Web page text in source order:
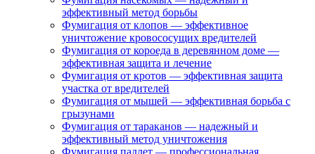
эффективный метод борьбы
Фумигация от клопов — эффективное
уничтожение кровососущих вредителей
Фумигация от короеда в деревянном доме —
эффективная защита и лечение
Фумигация от кротов — эффективная защита
участка от вредителей
Фумигация от мышей — эффективная борьба с
грызунами
Фумигация от тараканов — надежный и
эффективный метод уничтожения
Фумигация паллет — профессиональная